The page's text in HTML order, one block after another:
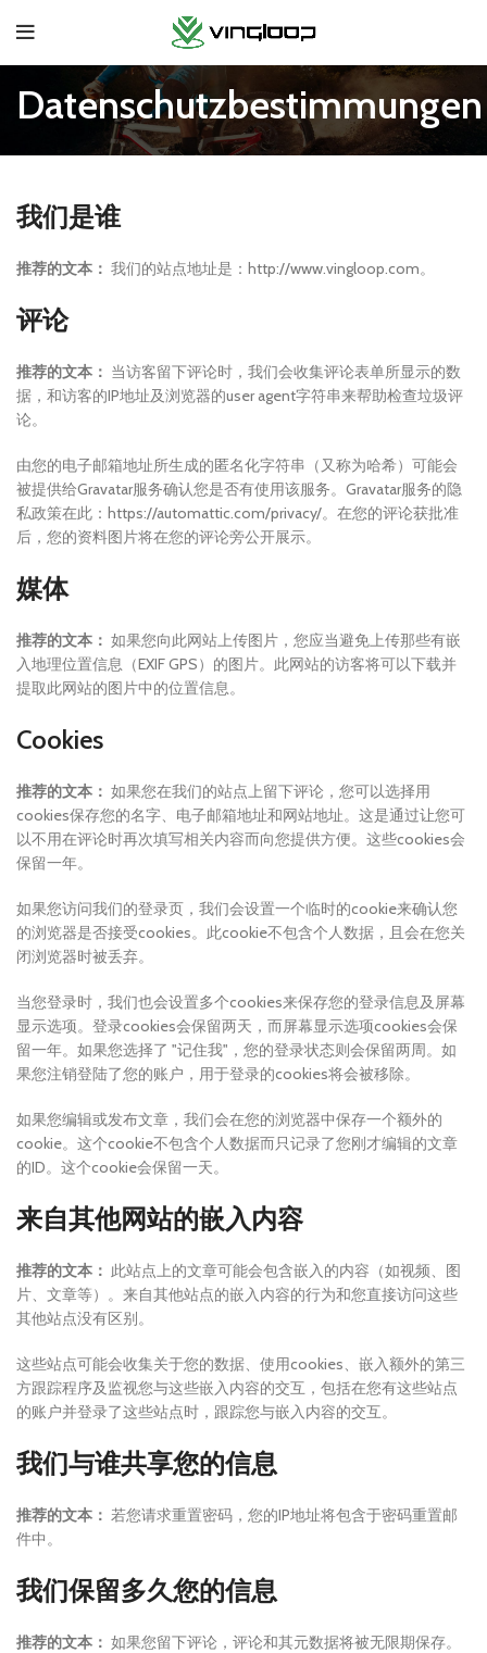
Datenschutzbestimmungen
我们是谁
推荐的文本： 我们的站点地址是：http://www.vingloop.com。
评论
推荐的文本： 当访客留下评论时，我们会收集评论表单所显示的数
据，和访客的IP地址及浏览器的user agent字符串来帮助检查垃圾评
论。
由您的电子邮箱地址所生成的匿名化字符串（又称为哈希）可能会
被提供给Gravatar服务确认您是否有使用该服务。Gravatar服务的隐
私政策在此：https://automattic.com/privacy/。在您的评论获批准
后，您的资料图片将在您的评论旁公开展示。
媒体
推荐的文本： 如果您向此网站上传图片，您应当避免上传那些有嵌
入地理位置信息（EXIF GPS）的图片。此网站的访客将可以下载并
提取此网站的图片中的位置信息。
Cookies
推荐的文本： 如果您在我们的站点上留下评论，您可以选择用
cookies保存您的名字、电子邮箱地址和网站地址。这是通过让您可
以不用在评论时再次填写相关内容而向您提供方便。这些cookies会
保留一年。
如果您访问我们的登录页，我们会设置一个临时的cookie来确认您
的浏览器是否接受cookies。此cookie不包含个人数据，且会在您关
闭浏览器时被丢弃。
当您登录时，我们也会设置多个cookies来保存您的登录信息及屏幕
显示选项。登录cookies会保留两天，而屏幕显示选项cookies会保
留一年。如果您选择了 "记住我"，您的登录状态则会保留两周。如
果您注销登陆了您的账户，用于登录的cookies将会被移除。
如果您编辑或发布文章，我们会在您的浏览器中保存一个额外的
cookie。这个cookie不包含个人数据而只记录了您刚才编辑的文章
的ID。这个cookie会保留一天。
来自其他网站的嵌入内容
推荐的文本： 此站点上的文章可能会包含嵌入的内容（如视频、图
片、文章等）。来自其他站点的嵌入内容的行为和您直接访问这些
其他站点没有区别。
这些站点可能会收集关于您的数据、使用cookies、嵌入额外的第三
方跟踪程序及监视您与这些嵌入内容的交互，包括在您有这些站点
的账户并登录了这些站点时，跟踪您与嵌入内容的交互。
我们与谁共享您的信息
推荐的文本： 若您请求重置密码，您的IP地址将包含于密码重置邮
件中。
我们保留多久您的信息
推荐的文本： 如果您留下评论，评论和其元数据将被无限期保存。